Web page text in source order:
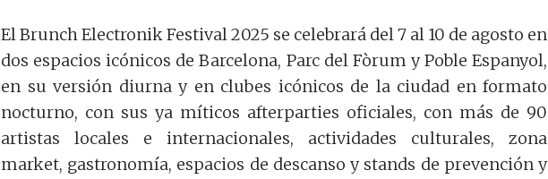
El Brunch Electronik Festival 2025 se celebrará del 7 al 10 de agosto en
dos espacios icónicos de Barcelona, Parc del Fòrum y Poble Espanyol,
en su versión diurna y en clubes icónicos de la ciudad en formato
nocturno, con sus ya míticos afterparties oficiales, con más de 90
artistas locales e internacionales, actividades culturales, zona
market, gastronomía, espacios de descanso y stands de prevención y